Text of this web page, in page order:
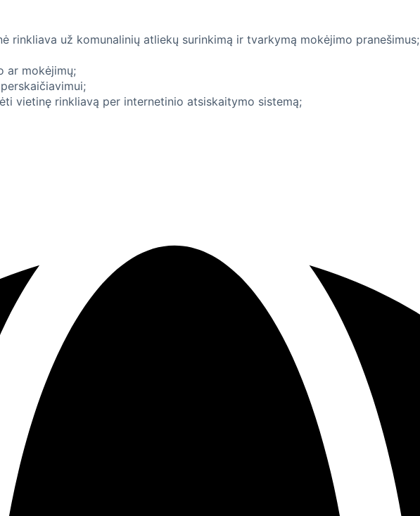
rinkliava už komunalinių atliekų surinkimą ir tvarkymą mokėjimo pranešimus;
ar mokėjimų;
vietinę rinkliavą per internetinio atsiskaitymo sistemą;